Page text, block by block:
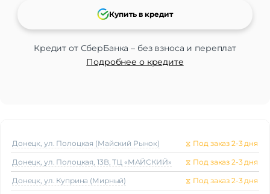
Кредит от СберБанка – без взноса и переплат
Подробнее о кредите
Купить в кредит
Донецк, ул. Полоцкая (Майский Рынок) ⧖ Под заказ 2-3 дня
Донецк, ул. Полоцкая, 13В, ТЦ «МАЙСКИЙ» ⧖ Под заказ 2-3 дня
Донецк, ул. Куприна (Мирный) ⧖ Под заказ 2-3 дня